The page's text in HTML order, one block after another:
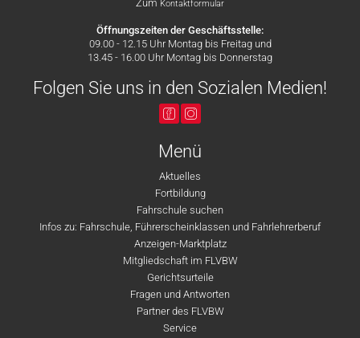
Zum Kontaktformular
Öffnungszeiten der Geschäftsstelle:
09.00 - 12.15 Uhr Montag bis Freitag und
13.45 - 16.00 Uhr Montag bis Donnerstag
Folgen Sie uns in den Sozialen Medien!
Menü
Aktuelles
Fortbildung
Fahrschule suchen
Infos zu: Fahrschule, Führerscheinklassen und Fahrlehrerberuf
Anzeigen-Marktplatz
Mitgliedschaft im FLVBW
Gerichtsurteile
Fragen und Antworten
Partner des FLVBW
Service